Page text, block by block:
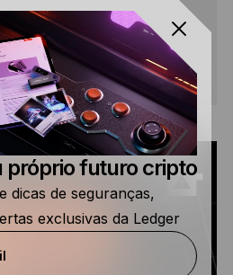
6 MIN INICIANTE
próprio futuro cripto
dicas de seguranças,
exclusivas da Ledger